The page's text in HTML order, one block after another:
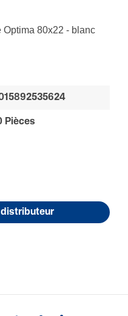
80x22 - blanc
volumes d'une pièce -
sécurisée
Pièces
distributeur